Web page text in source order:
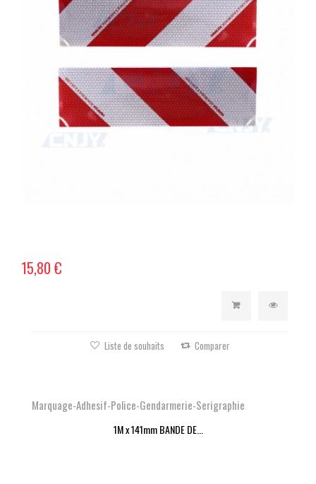
15,80 €
Liste de souhaits Comparer
Marquage-Adhesif-Police-Gendarmerie-Serigraphie
1M x 141mm BANDE DE...